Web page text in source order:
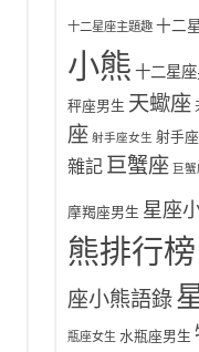
十二星座主題趣 十二
小熊 十二星
秤座男生 天蠍座
座 射手座女生 射手
雜記 巨蟹座 巨蟹
摩羯座男生 星座
熊排行榜
座小熊語錄
瓶座女生 水瓶座男生